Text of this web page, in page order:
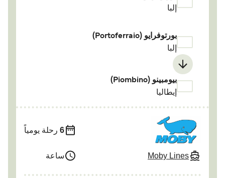
إلبا
بورتوفرایو (Portoferraio)
إلبا
بيومبينو (Piombino)
إيطاليا
Moby Lines
6رحلة يومياً
ساعة